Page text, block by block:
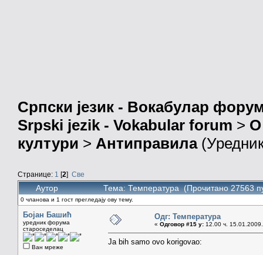
Српски језик - Вокабулар
Srpski jezik - Vokabular forum > О
култури > Антиправила
Странице: 1 [2] Све
Аутор Тема: Температура (Прочитано 27563
0 чланова и 1 гост прегледају ову тему.
Бојан Башић
уредник форума
староседелац
Ван мреже
Одг: Температура
« Одговор #15 у: 12.00 ч.
Ja bih samo ovo korigovao: